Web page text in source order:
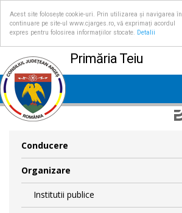
Acest site folosește cookie-uri. Prin utilizarea și navigarea în
continuare pe site-ul www.cjarges.ro, vă exprimați acordul
expres pentru folosirea informațiilor stocate.
Detalii
Primăria Teiu
Conducere
Organizare
Institutii publice